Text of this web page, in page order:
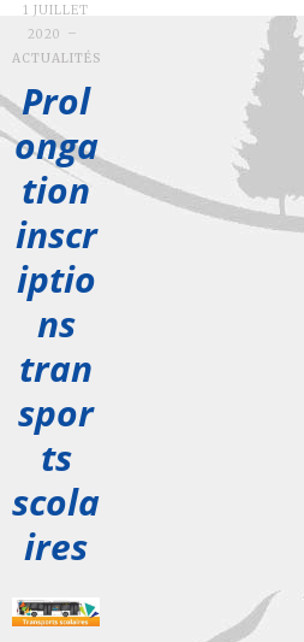
1 JUILLET
2020
ACTUALITÉS
Prol
onga
tion
inscr
iptio
ns
tran
spor
ts
scola
ires